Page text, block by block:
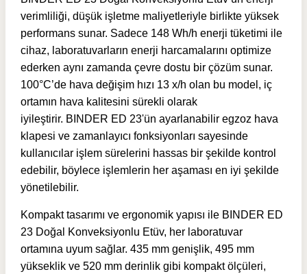
verimliliği, düşük işletme maliyetleriyle birlikte yüksek
performans sunar. Sadece 148 Wh/h enerji tüketimi ile
cihaz, laboratuvarların enerji harcamalarını optimize
ederken aynı zamanda çevre dostu bir çözüm sunar.
100°C’de hava değişim hızı 13 x/h olan bu model, iç
ortamın hava kalitesini sürekli olarak
iyileştirir. BINDER ED 23'ün ayarlanabilir egzoz hava
klapesi ve zamanlayıcı fonksiyonları sayesinde
kullanıcılar işlem sürelerini hassas bir şekilde kontrol
edebilir, böylece işlemlerin her aşaması en iyi şekilde
yönetilebilir.
Kompakt tasarımı ve ergonomik yapısı ile BINDER ED
23 Doğal Konveksiyonlu Etüv, her laboratuvar
ortamına uyum sağlar. 435 mm genişlik, 495 mm
yükseklik ve 520 mm derinlik gibi kompakt ölçüleri,